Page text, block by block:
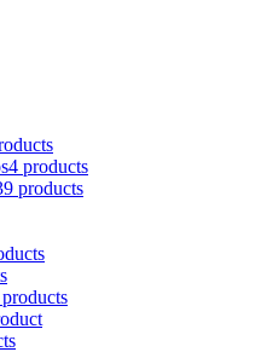
4 products
products